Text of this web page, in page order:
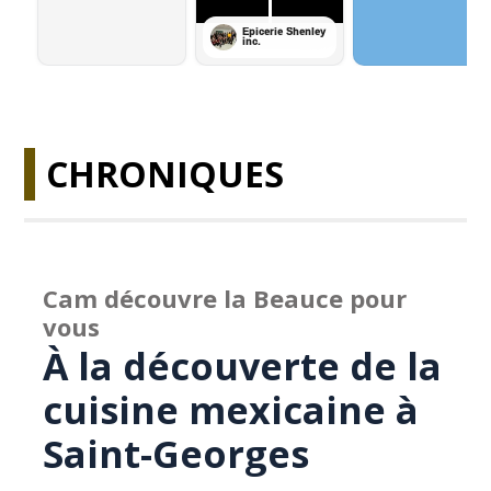
CHRONIQUES
Cam découvre la Beauce pour
vous
À la découverte de la
cuisine mexicaine à
Saint-Georges